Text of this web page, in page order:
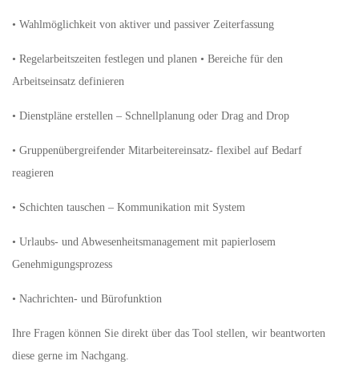
• Wahlmöglichkeit von aktiver und passiver Zeiterfassung
• Regelarbeitszeiten festlegen und planen • Bereiche für den
Arbeitseinsatz definieren
• Dienstpläne erstellen – Schnellplanung oder Drag and Drop
• Gruppenübergreifender Mitarbeitereinsatz- flexibel auf Bedarf
reagieren
• Schichten tauschen – Kommunikation mit System
• Urlaubs- und Abwesenheitsmanagement mit papierlosem
Genehmigungsprozess
• Nachrichten- und Bürofunktion
Ihre Fragen können Sie direkt über das Tool stellen, wir beantworten
diese gerne im Nachgang.